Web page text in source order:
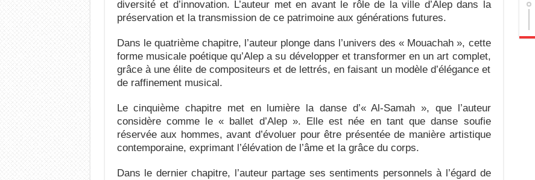
diversité et d’innovation. L’auteur met en avant le rôle de la ville d’Alep dans la
préservation et la transmission de ce patrimoine aux générations futures.
Dans le quatrième chapitre, l’auteur plonge dans l’univers des « Mouachah », cette
forme musicale poétique qu’Alep a su développer et transformer en un art complet,
grâce à une élite de compositeurs et de lettrés, en faisant un modèle d’élégance et
de raffinement musical.
Le cinquième chapitre met en lumière la danse d’« Al-Samah », que l’auteur
considère comme le « ballet d’Alep ». Elle est née en tant que danse soufie
réservée aux hommes, avant d’évoluer pour être présentée de manière artistique
contemporaine, exprimant l’élévation de l’âme et la grâce du corps.
Dans le dernier chapitre, l’auteur partage ses sentiments personnels à l’égard de